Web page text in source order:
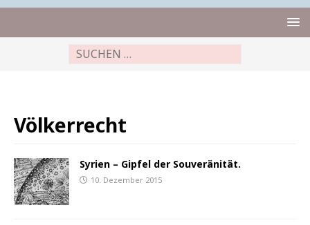
Völkerrecht
Syrien – Gipfel der Souveränität.
10. Dezember 2015